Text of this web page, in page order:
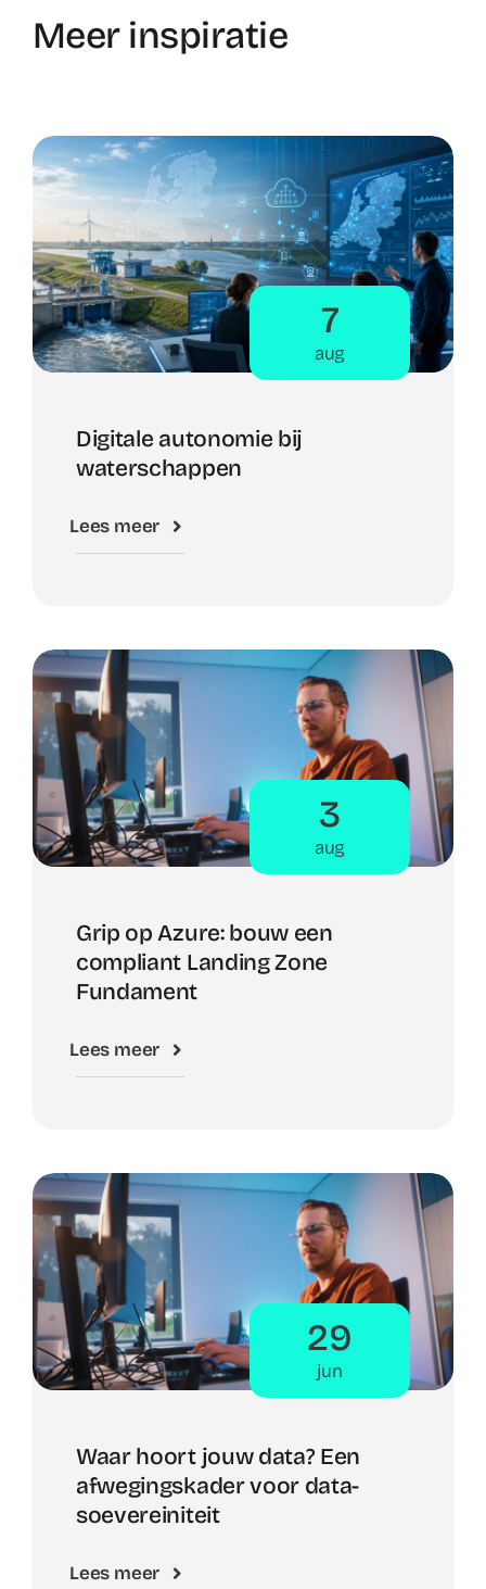
Meer inspiratie
7
aug
Digitale autonomie bij
waterschappen
Lees meer
3
aug
Grip op Azure: bouw een
compliant Landing Zone
Fundament
Lees meer
29
jun
Waar hoort jouw data? Een
afwegingskader voor data-
soevereiniteit
Lees meer